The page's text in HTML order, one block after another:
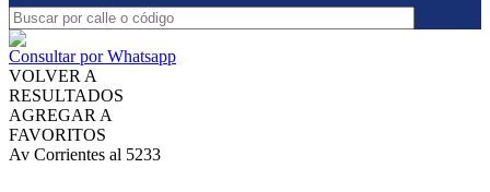
Consultar por Whatsapp
VOLVER A
RESULTADOS
AGREGAR A
FAVORITOS
Av Corrientes al 5233